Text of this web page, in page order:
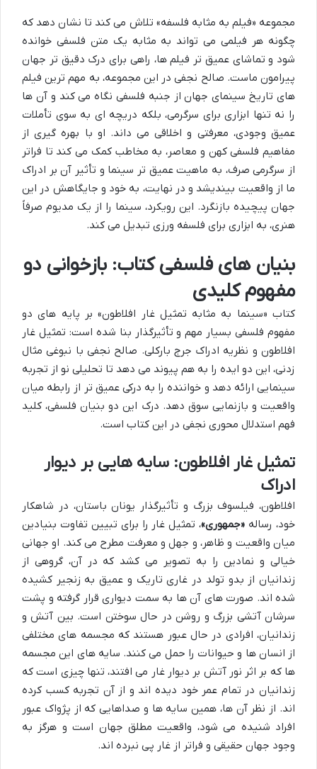
مجموعه «فیلم به مثابه فلسفه» تلاش می کند تا نشان دهد که
چگونه هر فیلمی می تواند به مثابه یک متن فلسفی خوانده
شود و تماشای عمیق تر فیلم ها، راهی برای درک دقیق تر جهان
پیرامون ماست. صالح نجفی در این مجموعه، به مهم ترین فیلم
های تاریخ سینمای جهان از جنبه فلسفی نگاه می کند و آن ها
را نه تنها ابزاری برای سرگرمی، بلکه دریچه ای به سوی تأملات
عمیق وجودی، معرفتی و اخلاقی می داند. او با بهره گیری از
مفاهیم فلسفی کهن و معاصر، به مخاطب کمک می کند تا فراتر
از سرگرمی صرف، به ماهیت عمیق تر سینما و تأثیر آن بر ادراک
ما از واقعیت بیندیشد و در نهایت، به خود و جایگاهش در این
جهان پیچیده بازنگرد. این رویکرد، سینما را از یک مدیوم صرفاً
هنری، به ابزاری برای فلسفه ورزی تبدیل می کند.
بنیان های فلسفی کتاب: بازخوانی دو
مفهوم کلیدی
کتاب «سینما به مثابه تمثیل غار افلاطون» بر پایه های دو
مفهوم فلسفی بسیار مهم و تأثیرگذار بنا شده است: تمثیل غار
افلاطون و نظریه ادراک جرج بارکلی. صالح نجفی با نبوغی مثال
زدنی، این دو ایده را به هم پیوند می دهد تا تحلیلی نو از تجربه
سینمایی ارائه دهد و خواننده را به درکی عمیق تر از رابطه میان
واقعیت و بازنمایی سوق دهد. درک این دو بنیان فلسفی، کلید
فهم استدلال محوری نجفی در این کتاب است.
تمثیل غار افلاطون: سایه هایی بر دیوار
ادراک
افلاطون، فیلسوف بزرگ و تأثیرگذار یونان باستان، در شاهکار
خود، رساله «جمهوری»، تمثیل غار را برای تبیین تفاوت بنیادین
میان واقعیت و ظاهر، و جهل و معرفت مطرح می کند. او جهانی
خیالی و نمادین را به تصویر می کشد که در آن، گروهی از
زندانیان از بدو تولد در غاری تاریک و عمیق به زنجیر کشیده
شده اند. صورت های آن ها به سمت دیواری قرار گرفته و پشت
سرشان آتشی بزرگ و روشن در حال سوختن است. بین آتش و
زندانیان، افرادی در حال عبور هستند که مجسمه های مختلفی
از انسان ها و حیوانات را حمل می کنند. سایه های این مجسمه
ها که بر اثر نور آتش بر دیوار غار می افتند، تنها چیزی است که
زندانیان در تمام عمر خود دیده اند و از آن تجربه کسب کرده
اند. از نظر آن ها، همین سایه ها و صداهایی که از پژواک عبور
افراد شنیده می شود، واقعیت مطلق جهان است و هرگز به
وجود جهان حقیقی و فراتر از غار پی نبرده اند.